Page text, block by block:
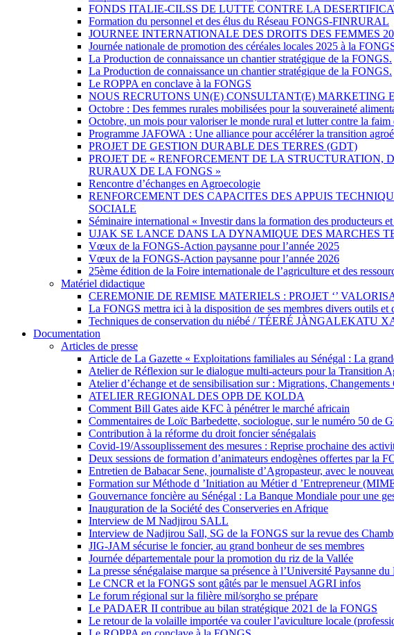
FONDS ITALIE-CILSS DE LUTTE CONTRE LA
Formation du personnel et des élus du Réseau FONGS-FINRURAL
JOURNEE INTERNATIONALE DES DROITS DES FEMMES
Journée nationale de promotion des céréales locales 2025 à la
La Production de connaissance un chantier stratégique de la FONGS.
La Production de connaissance un chantier stratégique de la FONGS.
Le ROPPA en conclave à la FONGS
NOUS RECRUTONS UN(E) CONSULTANT(E) MARKETING
Octobre : Des femmes rurales mobilisées pour la souveraineté
Octobre, un mois pour valoriser le monde rural et lutter contre la faim
Programme JAFOWA : Une alliance pour accélérer la transition
PROJET DE GESTION DURABLE DES TERRES (GDT)
PROJET DE « RENFORCEMENT DE LA STRUCTURATION,
RURAUX DE LA FONGS »
Rencontre d’échanges en Agroecologie
RENFORCEMENT DES CAPACITES DES APPUIS
SOCIALE
Séminaire international « Investir dans la formation des producteurs
UJAK SE LANCE DANS LA DYNAMIQUE DES MARCHES
Vœux de la FONGS-Action paysanne pour l’année 2025
Vœux de la FONGS-Action paysanne pour l’année 2026
25ème édition de la Foire internationale de l’agriculture et des
Matériel didactique
CEREMONIE DE REMISE MATERIELS : PROJET ‘’
La FONGS mettra ici à la disposition de ses membres divers outils et
Techniques de conservation du niébé / TÉERÉ
Documentation
Articles de presse
Article de La Gazette « Exploitations familiales au Sénégal : La
Atelier de Réflexion sur le dialogue multi-acteurs pour la Transition
Atelier d’échange et de sensibilisation sur : Migrations,
ATELIER REGIONAL DES OPB DE KOLDA
Comment Bill Gates aide KFC à pénétrer le marché africain
Commentaires de Loïc Barbedette, sociologue, sur le numéro 50 de
Contribution à la réforme du droit foncier sénégalais
Covid-19/Assouplissement des mesures : Reprise prochaine des
Deux sessions de formation d’animateurs endogènes offertes par la
Entretien de Babacar Sene, journaliste d’Agropasteur, avec le
Formation sur Méthode d ’Initiation au Métier d ’Entrepreneur
Gouvernance foncière au Sénégal : La Banque Mondiale pour une
Inauguration de la Société des Conserveries en Afrique
Interview de M Nadjirou SALL
Interview de Nadjirou Sall, SG de la FONGS sur la revue des
JIG-JAM sécurise le foncier, au grand bonheur de ses membres
Journée départementale pour la promotion du riz de la Vallée
La presse sénégalaise marque sa présence à l’Université Paysanne
Le CNCR et la FONGS sont gâtés par le mensuel AGRI infos
Le forum régional sur la filière mil/sorgho se prépare
Le PADAER II contribue au bilan stratégique 2021 de la FONGS
Le retour de la volaille importée va couler l’aviculture locale